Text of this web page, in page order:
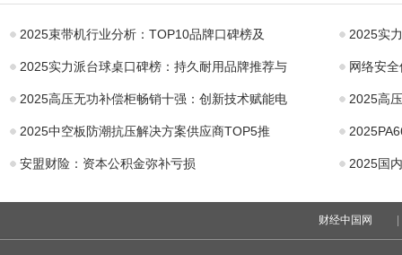
2025束带机行业分析：TOP10品牌口碑榜及 2025实
2025实力派台球桌口碑榜：持久耐用品牌推荐与 网络安
2025高压无功补偿柜畅销十强：创新技术赋能电 2025高
2025中空板防潮抗压解决方案供应商TOP5推
安盟财险：资本公积金弥补亏损 2025国
财经中国网